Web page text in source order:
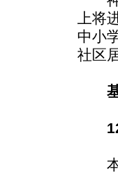
上将
中小
社区
本